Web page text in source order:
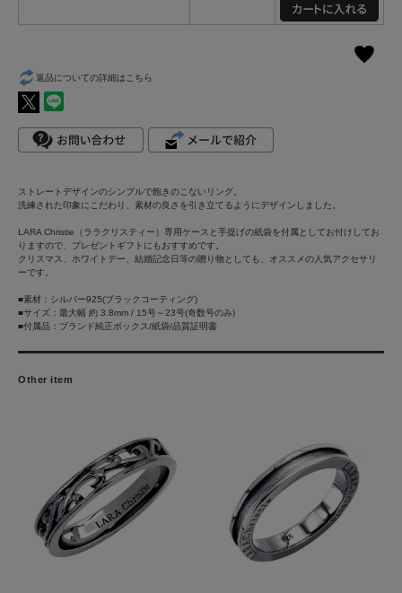
返品についての詳細はこちら
ストレートデザインのシンプルで飽きのこないリング。
洗練された印象にこだわり、素材の良さを引き立てるようにデザインしました。
LARA Christie（ララクリスティー）専用ケースと手提げの紙袋を付属としてお付けしてお
りますので、プレゼントギフトにもおすすめです。
クリスマス、ホワイトデー、結婚記念日等の贈り物としても、オススメの人気アクセサリ
ーです。
■素材：シルバー925(ブラックコーティング)
■サイズ：最大幅 約 3.8mm / 15号～23号(奇数号のみ)
■付属品：ブランド純正ボックス/紙袋/品質証明書
Other item